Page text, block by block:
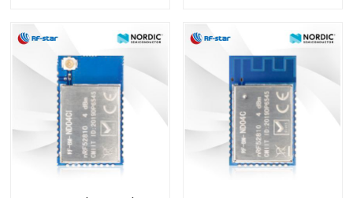
RF-BM-ND02C
nRF51822 RF-BM-
ND01